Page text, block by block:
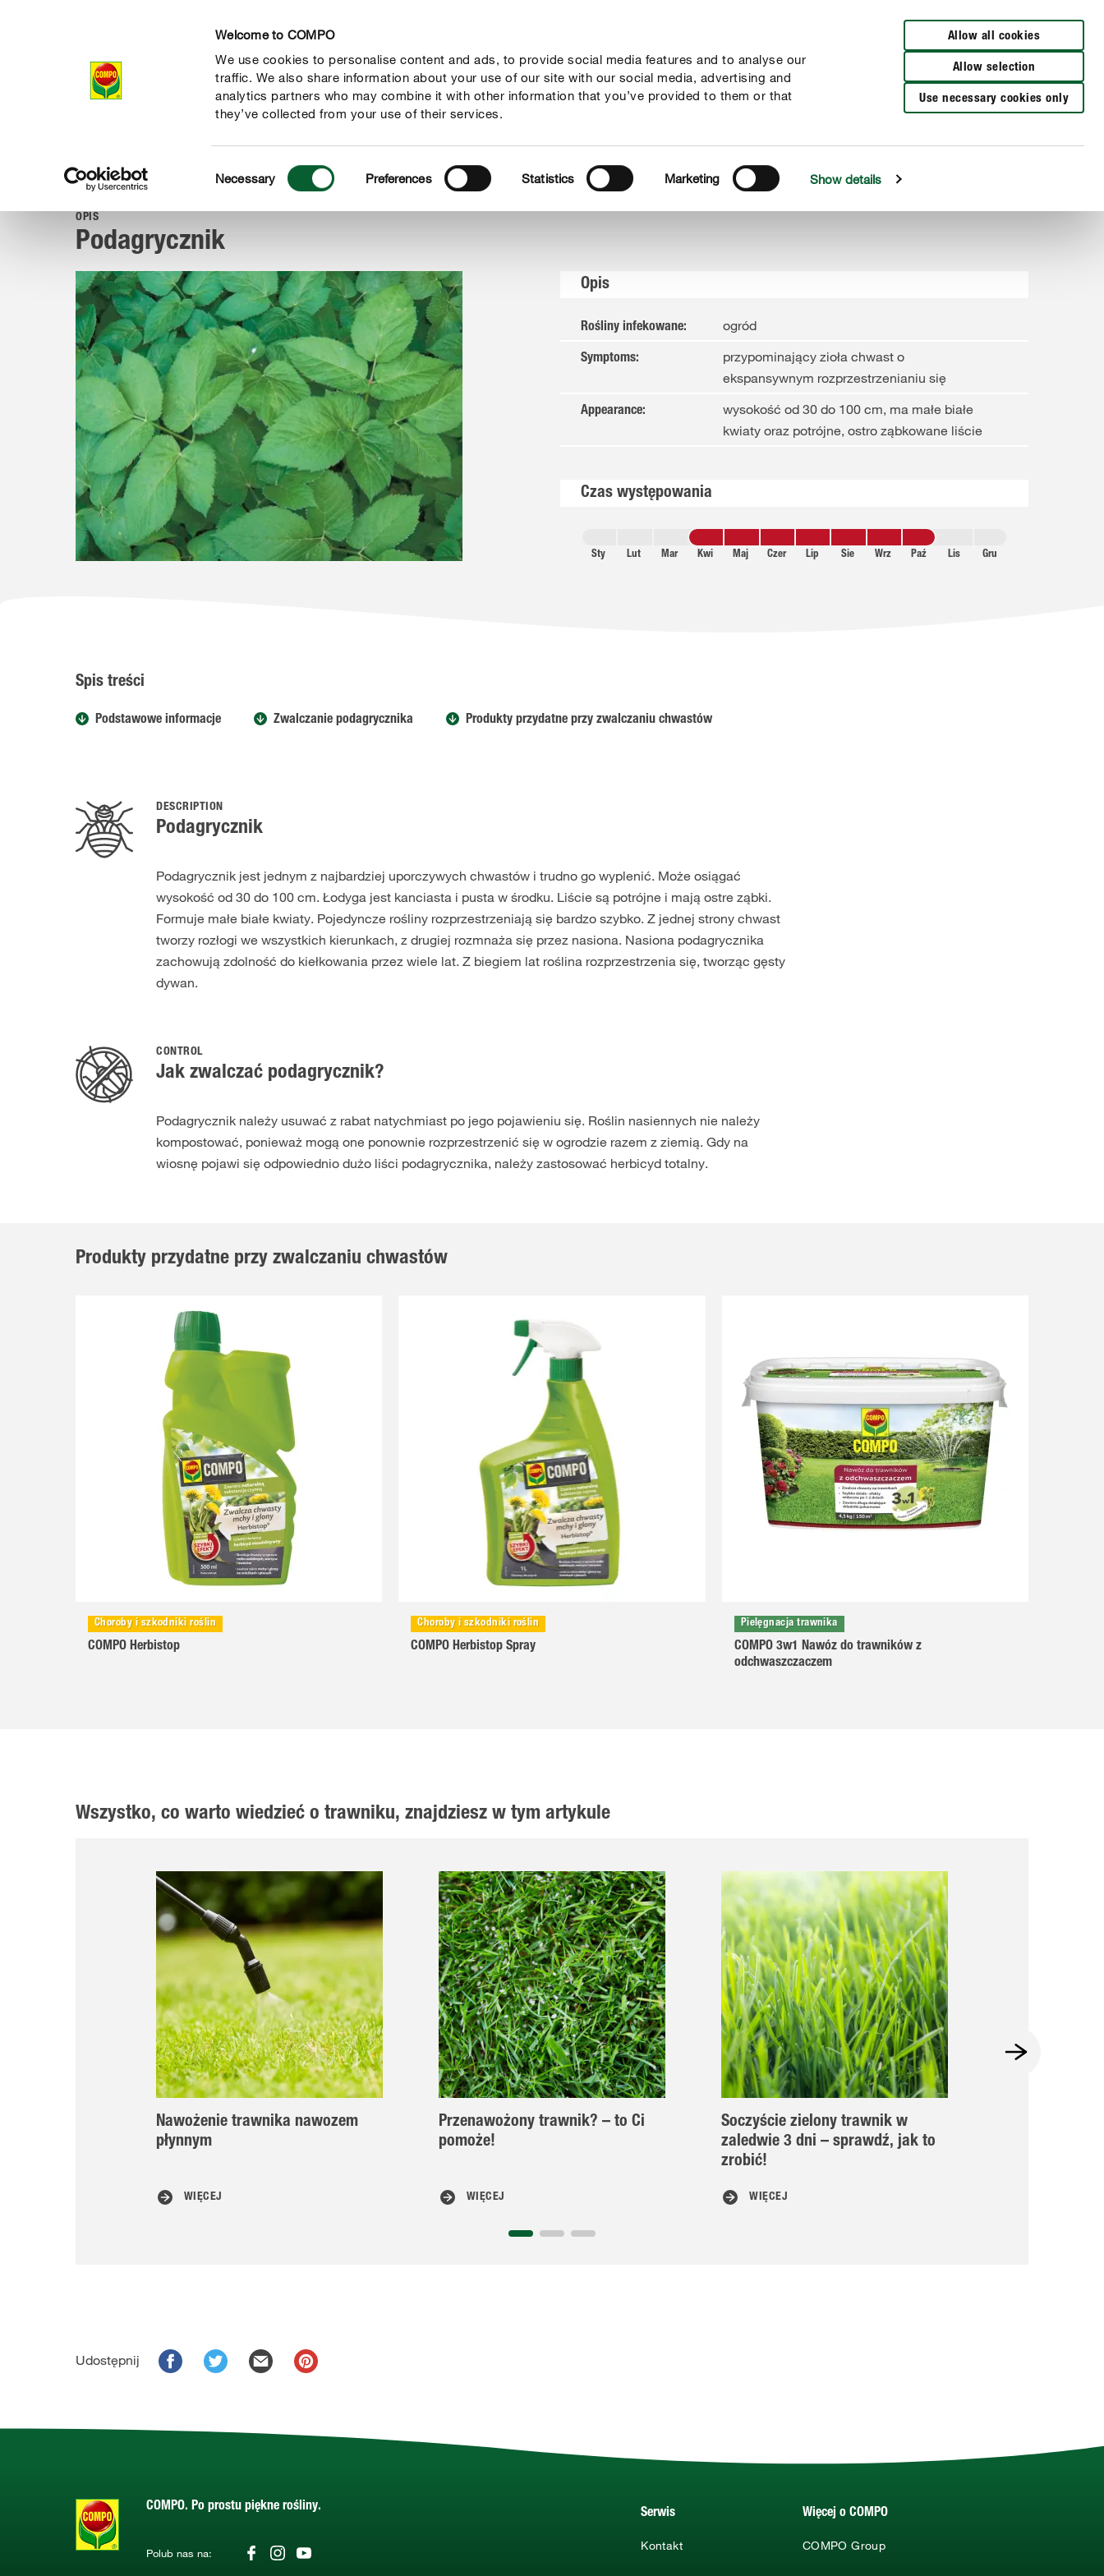
Welcome to COMPO
We use cookies to personalise content and ads, to provide social media features and to analyse our
traffic. We also share information about your use of our site with our social media, advertising and
analytics partners who may combine it with other information that you’ve provided to them or that
they’ve collected from your use of their services.
Selection
Necessary Preferences Statistics Marketing Show details
Allow all cookies
Allow selection
Use necessary cookies only
Produkty Porady Aktualne tematy Kontakt O nas
COMPOPorady Choroby i szkodniki Podagrycznik
OPIS
Podagrycznik
Opis
Rośliny infekowane: ogród
Symptoms:
przypominający zioła chwast o
ekspansywnym rozprzestrzenianiu się
Appearance:
wysokość od 30 do 100 cm, ma małe białe
kwiaty oraz potrójne, ostro ząbkowane liście
Czas występowania
Sty Lut Mar Kwi Maj Czer Lip Sie Wrz Paź Lis Gru
Spis treści
Podstawowe informacje Zwalczanie podagrycznika Produkty przydatne przy zwalczaniu chwastów
DESCRIPTION
Podagrycznik
Podagrycznik jest jednym z najbardziej uporczywych chwastów i trudno go wyplenić. Może osiągać
wysokość od 30 do 100 cm. Łodyga jest kanciasta i pusta w środku. Liście są potrójne i mają ostre ząbki.
Formuje małe białe kwiaty. Pojedyncze rośliny rozprzestrzeniają się bardzo szybko. Z jednej strony chwast
tworzy rozłogi we wszystkich kierunkach, z drugiej rozmnaża się przez nasiona. Nasiona podagrycznika
zachowują zdolność do kiełkowania przez wiele lat. Z biegiem lat roślina rozprzestrzenia się, tworząc gęsty
dywan.
CONTROL
Jak zwalczać podagrycznik?
Podagrycznik należy usuwać z rabat natychmiast po jego pojawieniu się. Roślin nasiennych nie należy
kompostować, ponieważ mogą one ponownie rozprzestrzenić się w ogrodzie razem z ziemią. Gdy na
wiosnę pojawi się odpowiednio dużo liści podagrycznika, należy zastosować herbicyd totalny.
Produkty przydatne przy zwalczaniu chwastów
Choroby i szkodniki roślin
COMPO Herbistop
Choroby i szkodniki roślin
COMPO Herbistop Spray
Pielęgnacja trawnika
COMPO 3w1 Nawóz do trawników z
odchwaszczaczem
Wszystko, co warto wiedzieć o trawniku, znajdziesz w tym artykule
Nawożenie trawnika nawozem
płynnym
WIĘCEJ
Przenawożony trawnik? – to Ci
pomoże!
WIĘCEJ
Soczyście zielony trawnik w
zaledwie 3 dni – sprawdź, jak to
zrobić!
WIĘCEJ
Udostępnij
COMPO. Po prostu piękne rośliny.
Polub nas na:
Serwis
Kontakt
Więcej o COMPO
COMPO Group